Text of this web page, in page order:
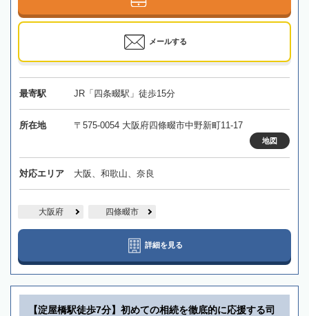
メールする
最寄駅 JR「四条畷駅」徒歩15分
所在地 〒575-0054 大阪府四條畷市中野新町11-17
地図
対応エリア 大阪、和歌山、奈良
大阪府 四條畷市
詳細を見る
【淀屋橋駅徒歩7分】初めての相続を徹底的に応援する司